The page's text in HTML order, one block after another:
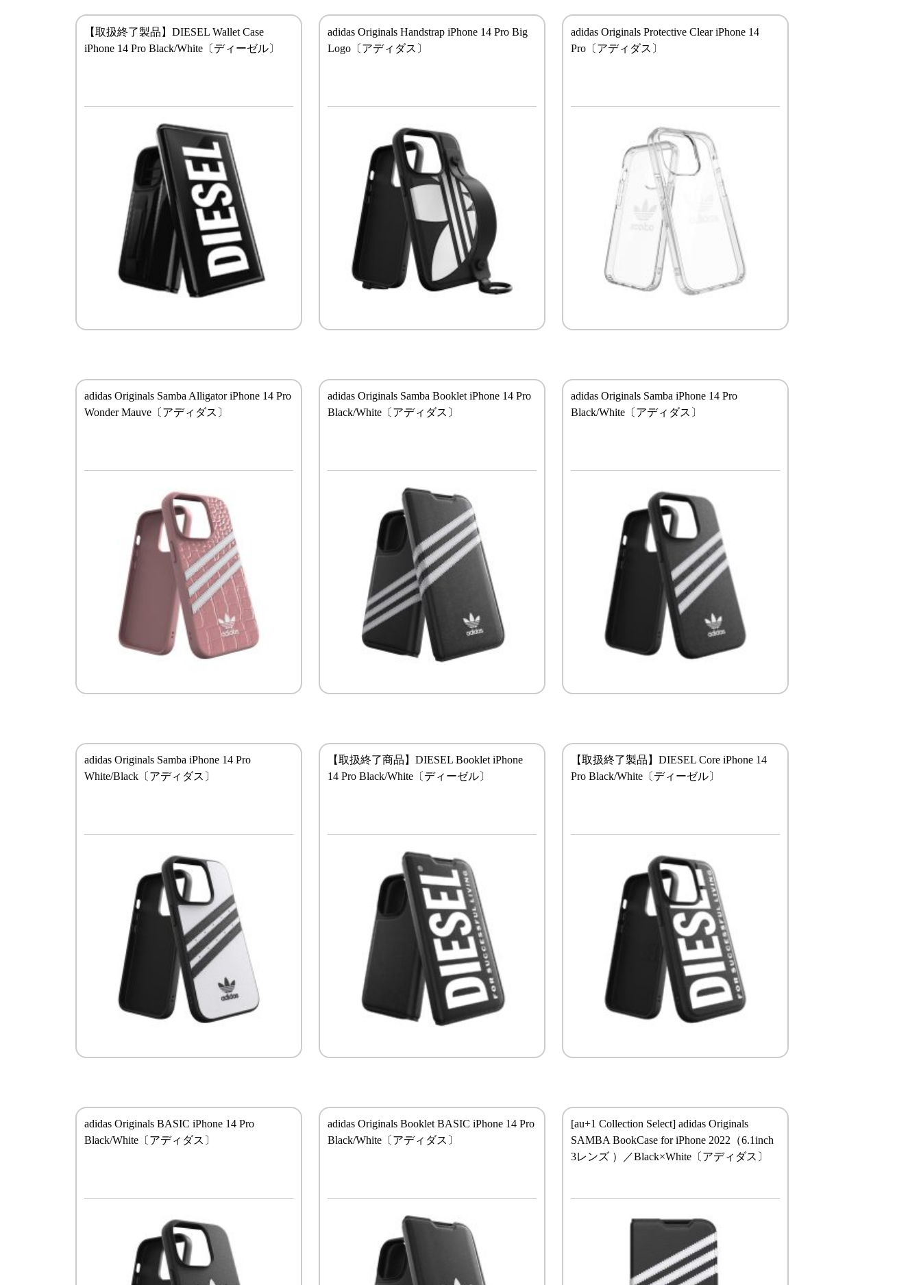
【取扱終了製品】DIESEL Wallet Case
iPhone 14 Pro Black/White〔ディーゼル〕
adidas Originals Handstrap iPhone 14 Pro Big
Logo〔アディダス〕
adidas Originals Protective Clear iPhone 14
Pro〔アディダス〕
adidas Originals Samba Alligator iPhone 14 Pro
Wonder Mauve〔アディダス〕
adidas Originals Samba Booklet iPhone 14 Pro
Black/White〔アディダス〕
adidas Originals Samba iPhone 14 Pro
Black/White〔アディダス〕
adidas Originals Samba iPhone 14 Pro
White/Black〔アディダス〕
【取扱終了商品】DIESEL Booklet iPhone
14 Pro Black/White〔ディーゼル〕
【取扱終了製品】DIESEL Core iPhone 14
Pro Black/White〔ディーゼル〕
adidas Originals BASIC iPhone 14 Pro
Black/White〔アディダス〕
adidas Originals Booklet BASIC iPhone 14 Pro
Black/White〔アディダス〕
[au+1 Collection Select] adidas Originals
SAMBA BookCase for iPhone 2022（6.1inch
3レンズ ）／Black×White〔アディダス〕